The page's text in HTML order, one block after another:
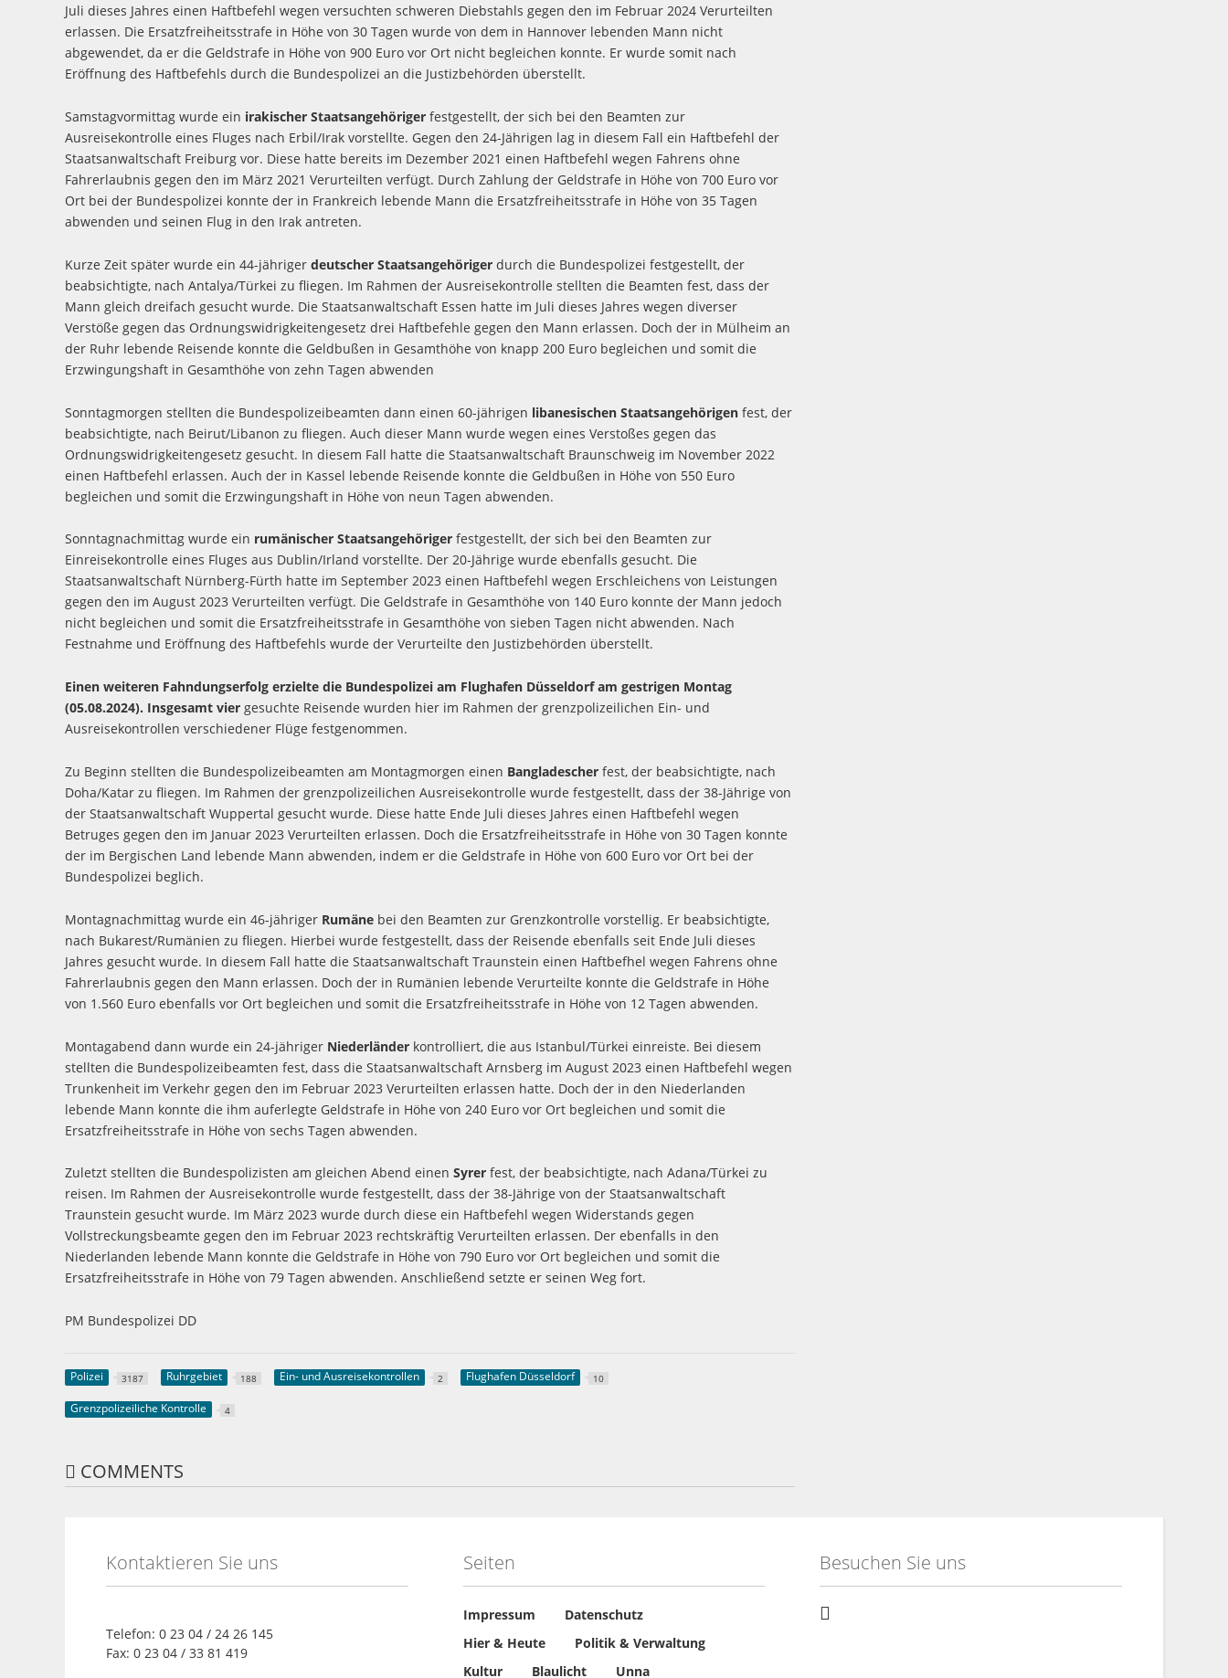
Juli dieses Jahres einen Haftbefehl wegen versuchten schweren Diebstahls gegen den im Februar 2024 Verurteilten
erlassen. Die Ersatzfreiheitsstrafe in Höhe von 30 Tagen wurde von dem in Hannover lebenden Mann nicht
abgewendet, da er die Geldstrafe in Höhe von 900 Euro vor Ort nicht begleichen konnte. Er wurde somit nach
Eröffnung des Haftbefehls durch die Bundespolizei an die Justizbehörden überstellt.
Samstagvormittag wurde ein irakischer Staatsangehöriger festgestellt, der sich bei den Beamten zur
Ausreisekontrolle eines Fluges nach Erbil/Irak vorstellte. Gegen den 24-Jährigen lag in diesem Fall ein Haftbefehl der
Staatsanwaltschaft Freiburg vor. Diese hatte bereits im Dezember 2021 einen Haftbefehl wegen Fahrens ohne
Fahrerlaubnis gegen den im März 2021 Verurteilten verfügt. Durch Zahlung der Geldstrafe in Höhe von 700 Euro vor
Ort bei der Bundespolizei konnte der in Frankreich lebende Mann die Ersatzfreiheitsstrafe in Höhe von 35 Tagen
abwenden und seinen Flug in den Irak antreten.
Kurze Zeit später wurde ein 44-jährigerdeutscher Staatsangehöriger durch die Bundespolizei festgestellt, der
beabsichtigte, nach Antalya/Türkei zu fliegen. Im Rahmen der Ausreisekontrolle stellten die Beamten fest, dass der
Mann gleich dreifach gesucht wurde. Die Staatsanwaltschaft Essen hatte im Juli dieses Jahres wegen diverser
Verstöße gegen das Ordnungswidrigkeitengesetz drei Haftbefehle gegen den Mann erlassen. Doch der in Mülheim an
der Ruhr lebende Reisende konnte die Geldbußen in Gesamthöhe von knapp 200 Euro begleichen und somit die
Erzwingungshaft in Gesamthöhe von zehn Tagen abwenden
Sonntagmorgen stellten die Bundespolizeibeamten dann einen 60-jährigen libanesischen Staatsangehörigen fest, der
beabsichtigte, nach Beirut/Libanon zu fliegen. Auch dieser Mann wurde wegen eines Verstoßes gegen das
Ordnungswidrigkeitengesetz gesucht. In diesem Fall hatte die Staatsanwaltschaft Braunschweig im November 2022
einen Haftbefehl erlassen. Auch der in Kassel lebende Reisende konnte die Geldbußen in Höhe von 550 Euro
begleichen und somit die Erzwingungshaft in Höhe von neun Tagen abwenden.
Sonntagnachmittag wurde ein rumänischer Staatsangehöriger festgestellt, der sich bei den Beamten zur
Einreisekontrolle eines Fluges aus Dublin/Irland vorstellte. Der 20-Jährige wurde ebenfalls gesucht. Die
Staatsanwaltschaft Nürnberg-Fürth hatte im September 2023 einen Haftbefehl wegen Erschleichens von Leistungen
gegen den im August 2023 Verurteilten verfügt. Die Geldstrafe in Gesamthöhe von 140 Euro konnte der Mann jedoch
nicht begleichen und somit die Ersatzfreiheitsstrafe in Gesamthöhe von sieben Tagen nicht abwenden. Nach
Festnahme und Eröffnung des Haftbefehls wurde der Verurteilte den Justizbehörden überstellt.
Einen weiteren Fahndungserfolg erzielte die Bundespolizei am Flughafen Düsseldorf am gestrigen Montag
(05.08.2024). Insgesamt vier gesuchte Reisende wurden hier im Rahmen der grenzpolizeilichen Ein- und
Ausreisekontrollen verschiedener Flüge festgenommen.
Zu Beginn stellten die Bundespolizeibeamten am Montagmorgen einen Bangladescher fest, der beabsichtigte, nach
Doha/Katar zu fliegen. Im Rahmen der grenzpolizeilichen Ausreisekontrolle wurde festgestellt, dass der 38-Jährige von
der Staatsanwaltschaft Wuppertal gesucht wurde. Diese hatte Ende Juli dieses Jahres einen Haftbefehl wegen
Betruges gegen den im Januar 2023 Verurteilten erlassen. Doch die Ersatzfreiheitsstrafe in Höhe von 30 Tagen konnte
der im Bergischen Land lebende Mann abwenden, indem er die Geldstrafe in Höhe von 600 Euro vor Ort bei der
Bundespolizei beglich.
Montagnachmittag wurde ein 46-jähriger Rumäne bei den Beamten zur Grenzkontrolle vorstellig. Er beabsichtigte,
nach Bukarest/Rumänien zu fliegen. Hierbei wurde festgestellt, dass der Reisende ebenfalls seit Ende Juli dieses
Jahres gesucht wurde. In diesem Fall hatte die Staatsanwaltschaft Traunstein einen Haftbefhel wegen Fahrens ohne
Fahrerlaubnis gegen den Mann erlassen. Doch der in Rumänien lebende Verurteilte konnte die Geldstrafe in Höhe
von 1.560 Euro ebenfalls vor Ort begleichen und somit die Ersatzfreiheitsstrafe in Höhe von 12 Tagen abwenden.
Montagabend dann wurde ein 24-jähriger Niederländer kontrolliert, die aus Istanbul/Türkei einreiste. Bei diesem
stellten die Bundespolizeibeamten fest, dass die Staatsanwaltschaft Arnsberg im August 2023 einen Haftbefehl wegen
Trunkenheit im Verkehr gegen den im Februar 2023 Verurteilten erlassen hatte. Doch der in den Niederlanden
lebende Mann konnte die ihm auferlegte Geldstrafe in Höhe von 240 Euro vor Ort begleichen und somit die
Ersatzfreiheitsstrafe in Höhe von sechs Tagen abwenden.
Zuletzt stellten die Bundespolizisten am gleichen Abend einenSyrer fest, der beabsichtigte, nach Adana/Türkei zu
reisen. Im Rahmen der Ausreisekontrolle wurde festgestellt, dass der 38-Jährige von der Staatsanwaltschaft
Traunstein gesucht wurde. Im März 2023 wurde durch diese ein Haftbefehl wegen Widerstands gegen
Vollstreckungsbeamte gegen den im Februar 2023 rechtskräftig Verurteilten erlassen. Der ebenfalls in den
Niederlanden lebende Mann konnte die Geldstrafe in Höhe von 790 Euro vor Ort begleichen und somit die
Ersatzfreiheitsstrafe in Höhe von 79 Tagen abwenden. Anschließend setzte er seinen Weg fort.
PM Bundespolizei DD
Polizei 3187 Ruhrgebiet 188 Ein- und Ausreisekontrollen 2 Flughafen Düsseldorf 10
Grenzpolizeiliche Kontrolle 4
COMMENTS
Kontaktieren Sie uns
Telefon: 0 23 04 / 24 26 145
Fax: 0 23 04 / 33 81 419
Seiten
Impressum
Datenschutz
Hier & Heute
Politik & Verwaltung
Kultur
Blaulicht Unna
Besuchen Sie uns